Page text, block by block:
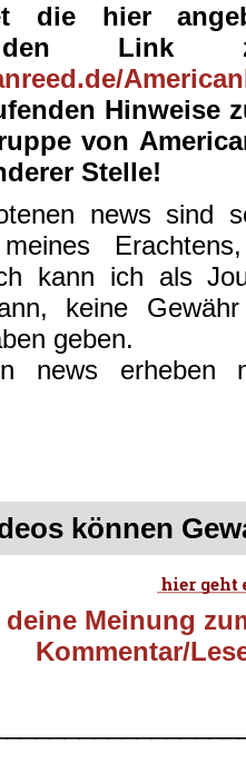
die hier
den Link
Hinweise
von
Stelle!
news sind
kann ich als
keine
geben.
news erheben
können